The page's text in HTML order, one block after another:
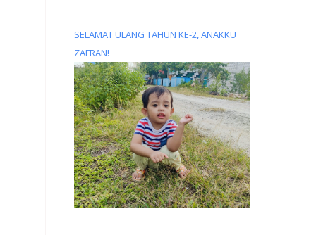
SELAMAT ULANG TAHUN KE-2, ANAKKU
ZAFRAN!